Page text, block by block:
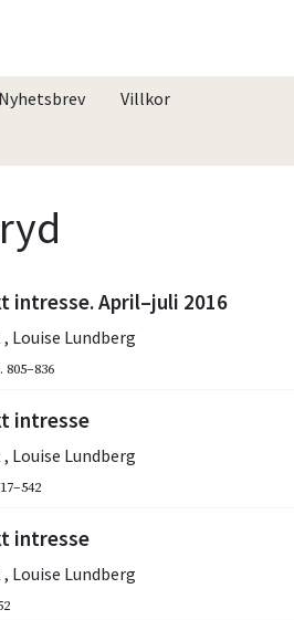
Nyhetsbrev Villkor
intresse. April–juli 2016
, Louise Lundberg
805–836
intresse
, Louise Lundberg
intresse
, Louise Lundberg